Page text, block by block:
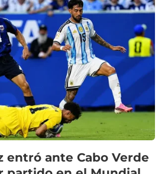
entró ante Cabo Verde